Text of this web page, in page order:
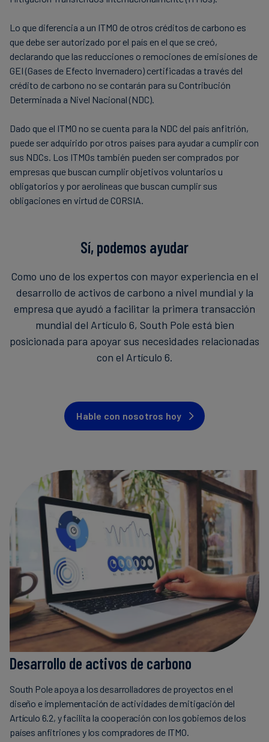
Lo que diferencia a un ITMO de otros créditos de carbono es
que debe ser autorizado por el país en el que se creó,
declarando que las reducciones o remociones de emisiones de
GEI (Gases de Efecto Invernadero) certificadas a través del
crédito de carbono no se contarán para su Contribución
Determinada a Nivel Nacional (NDC).
Dado que el ITMO no se cuenta para la NDC del país anfitrión,
puede ser adquirido por otros países para ayudar a cumplir con
sus NDCs. Los ITMOs también pueden ser comprados por
empresas que buscan cumplir objetivos voluntarios u
obligatorios y por aerolíneas que buscan cumplir sus
obligaciones en virtud de CORSIA.
Sí, podemos ayudar
Como uno de los expertos con mayor experiencia en el
desarrollo de activos de carbono a nivel mundial y la
empresa que ayudó a facilitar la primera transacción
mundial del Artículo 6, South Pole está bien
posicionada para apoyar sus necesidades relacionadas
con el Artículo 6.
Hable con nosotros hoy
Desarrollo de activos de carbono
South Pole apoya a los desarrolladores de proyectos en el
diseño e implementación de actividades de mitigación del
Artículo 6.2, y facilita la cooperación con los gobiernos de los
países anfitriones y los compradores de ITMO.